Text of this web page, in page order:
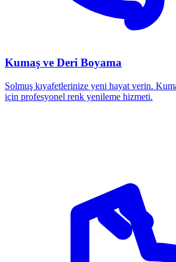
Kumaş ve Deri Boyama
Solmuş kıyafetlerinize yeni hayat verin.
için profesyonel renk yenileme hizmeti.